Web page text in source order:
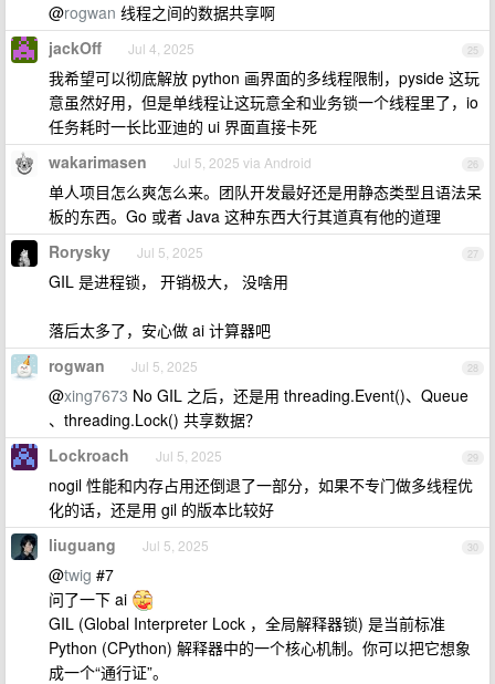
@rogwan 线程之间的数据共享啊
25
jackOff Jul 4, 2025
我希望可以彻底解放 python 画界面的多线程限制，pyside 这玩
意虽然好用，但是单线程让这玩意全和业务锁一个线程里了，io
任务耗时一长比亚迪的 ui 界面直接卡死
26
wakarimasen Jul 5, 2025 via Android
单人项目怎么爽怎么来。团队开发最好还是用静态类型且语法呆
板的东西。Go 或者 Java 这种东西大行其道真有他的道理
27
Rorysky Jul 5, 2025
GIL 是进程锁， 开销极大， 没啥用
落后太多了，安心做 ai 计算器吧
28
rogwan Jul 5, 2025
@xing7673 No GIL 之后，还是用 threading.Event()、Queue
、threading.Lock() 共享数据？
29
Lockroach Jul 5, 2025
nogil 性能和内存占用还倒退了一部分，如果不专门做多线程优
化的话，还是用 gil 的版本比较好
30
liuguang Jul 5, 2025
@twig #7
问了一下 ai
GIL (Global Interpreter Lock ，全局解释器锁) 是当前标准
Python (CPython) 解释器中的一个核心机制。你可以把它想象
成一个“通行证”。